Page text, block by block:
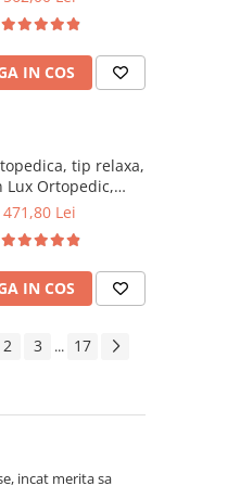
iarna, sistem
cu butoni, Saltex
IN COS
tip relaxa,
Lux Ortopedic,
fermitate
vara-iarna, sistem
cu butoni, Salt
Confort
471,80 Lei
IN COS
2 3 ... 17
incat merita sa